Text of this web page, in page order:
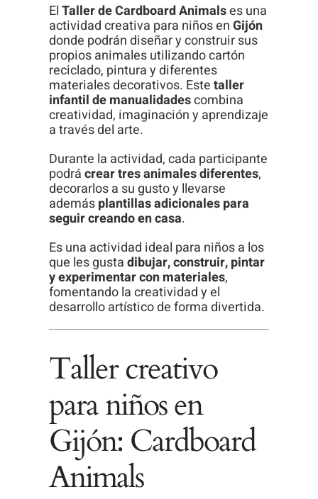
ElTaller de Cardboard Animalses una
actividad creativa para niños enGijón
donde podrán diseñar y construir sus
propios animales utilizando cartón
reciclado, pintura y diferentes
materiales decorativos. Estetaller
infantil de manualidadescombina
creatividad, imaginación y aprendizaje
a través del arte.
Durante la actividad, cada participante
podrácrear tres animales diferentes,
decorarlos a su gusto y llevarse
ademásplantillas adicionales para
seguir creando en casa.
Es una actividad ideal para niños a los
que les gustadibujar, construir, pintar
y experimentar con materiales,
fomentando la creatividad y el
desarrollo artístico de forma divertida.
Taller creativo
para niños en
Gijón: Cardboard
Animals
Experiencia
Para que
nuestra web
funcione lo
mejor posible
visita. Si
rechaza estas
cookies,
algunas
desaparecerán
de la web.